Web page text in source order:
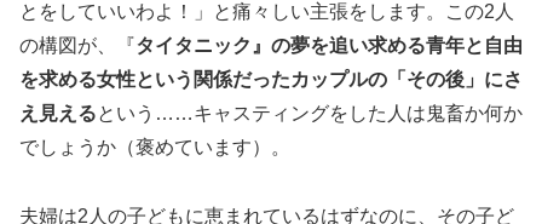
とをしていいわよ！」と痛々しい主張をします。この2人
の構図が、『 タイタニック』の夢を追い求める青年と自由
を求める女性という関係だったカップルの「その後」にさ
え見えるという……キャスティングをした人は鬼畜か何か
でしょうか（褒めています）。
夫婦は2人の子どもに恵まれているはずなのに、その子ど